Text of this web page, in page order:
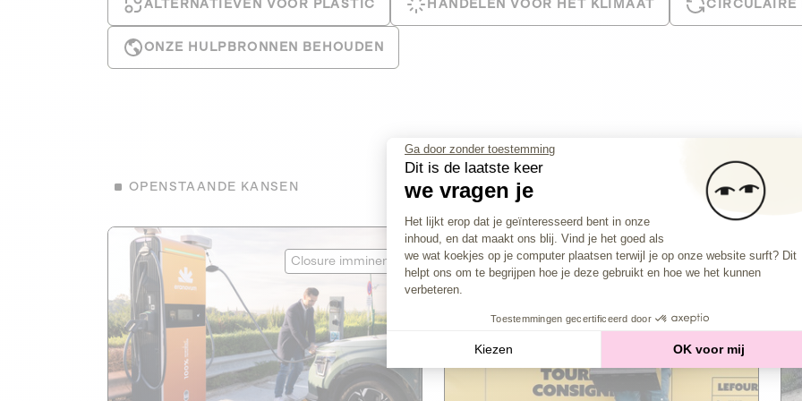
ALTERNATIEVEN VOOR PLASTIC HANDELEN VOOR HET KLIMAAT CIRCULAIRE
ONZE HULPBRONNEN BEHOUDEN
OPENSTAANDE KANSEN
Closure imminent
Eranovum
HERNIEUWBARE ENERGIE
HANDELEN VOOR HET KLIMAAT 1
Developer of electric vehicle charging
Closure imminent
Le Fourgon
De thuis- en kantoorleveringsdienst van
Ga door zonder toestemming
Dit is de laatste keer
we vragen je
Toestemmingsbeheerplatform:
Het lijkt erop dat je geïnteresseerd bent in onze
inhoud, en dat maakt ons blij. Vind je het goed als
we wat koekjes op je computer plaatsen terwijl je op onze website surft? Dit
helpt ons om te begrijpen hoe je deze gebruikt en hoe we het kunnen
verbeteren.
Toestemmingen gecertificeerd door
Kiezen OK voor mij
Axeptio consent